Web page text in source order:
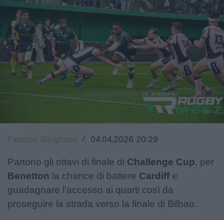
6 Nazioni
United Rugby Championship
Top14
Premiership
Champions Cup
World Rugby
Rugby World Cup
Super Rugby
Rugby in TV
Fabrizio Sicignano / 04.04.2026 20:29
Partono gli ottavi di finale di Challenge Cup, per
Benetton la chance di battere Cardiff e
guadagnare l'accesso ai quarti così da
proseguire la strada verso la finale di Bilbao.